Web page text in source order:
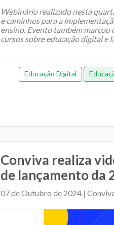
Webinário realizado nesta
e caminhos para a
ensino. Evento também marcou
cursos sobre educação digital e
Educação Digital
Conviva realiza
de lançamento da
07 de Outubro de 2024 |